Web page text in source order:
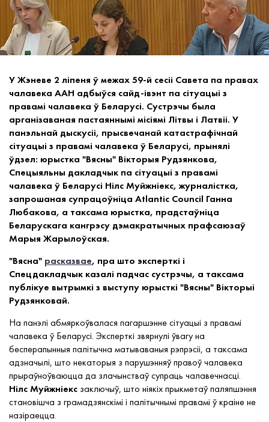
У Жэневе 2 ліпеня ў межах 59-й сесіі Савета па правах
чалавека ААН адбыўся сайд-івэнт па сітуацыі з
правамі чалавека ў Беларусі. Сустрэчы была
арганізаваная пастаяннымі місіямі Літвы і Латвіі. У
панэльнай дыскусіі, прысвечанай катастрафічнай
сітуацыі з правамі чалавека ў Беларусі, прынялі
ўдзел: юрыстка "Вясны" Вікторыя Рудзянкова,
Спецыяльны дакладчык па сітуацыі з правамі
чалавека ў Беларусі Нілс Муйжніекс, журналістка,
запрошаная супрацоўніца Atlantic Council Ганна
Любакова, а таксама юрыстка, прадстаўніца
Беларускага кангрэсу дэмакратычных прафсаюзаў
Марыя Жарылоўская.
"Вясна" расказвае, пра што эксперткі і
Спецдакладчык казалі падчас сустрэчы, а таксама
публікуе вытрымкі з выступу юрысткі "Вясны" Вікторыі
Рудзянковай.
На панэлі абмяркоўвалася пагаршэнне сітуацыі з правамі
чалавека ў Беларусі. Эксперткі звярнулі ўвагу на
бесперапынныя палітычна матываваныя рэпрэсіі, а таксама
адзначылі, што некаторыя з парушэнняў правоў чалавека
прыраўноўваюцца да злачынстваў супраць чалавечнасці.
Нілс Муйжніекс заключыў, што ніякіх прыкметаў паляпшэння
становішча з грамадзянскімі і палітычнымі правамі ў краіне не
назіраецца.